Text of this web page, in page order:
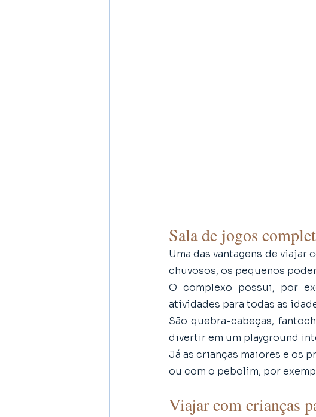
Sala de jogos
Uma das vantagens de viajar
chuvosos, os pequenos
O complexo possui, por
atividades para todas as
São quebra-cabeças,
divertir em um playground
Já as crianças maiores e os
ou com o pebolim, por
Viajar com crianças